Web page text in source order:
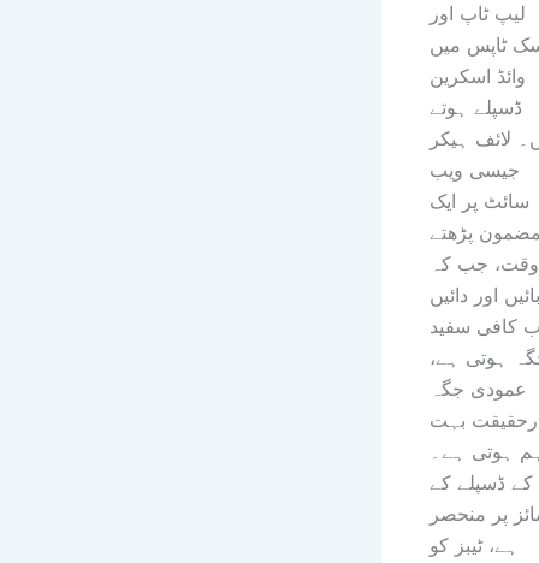
لیپ ٹاپ اور
ٹاپس میں
وائڈ اسکرین
ڈسپلے ہوتے
لائف ہیکر
جیسی ویب
سائٹ پر ایک
مضمون پڑھتے
وقت، جب کہ
بائیں اور دائیں
کافی سفید
ہوتی ہے،
عمودی جگہ
بہت
ہوتی ہے۔
کے ڈسپلے کے
پر منحصر
ہے، ٹیبز کو